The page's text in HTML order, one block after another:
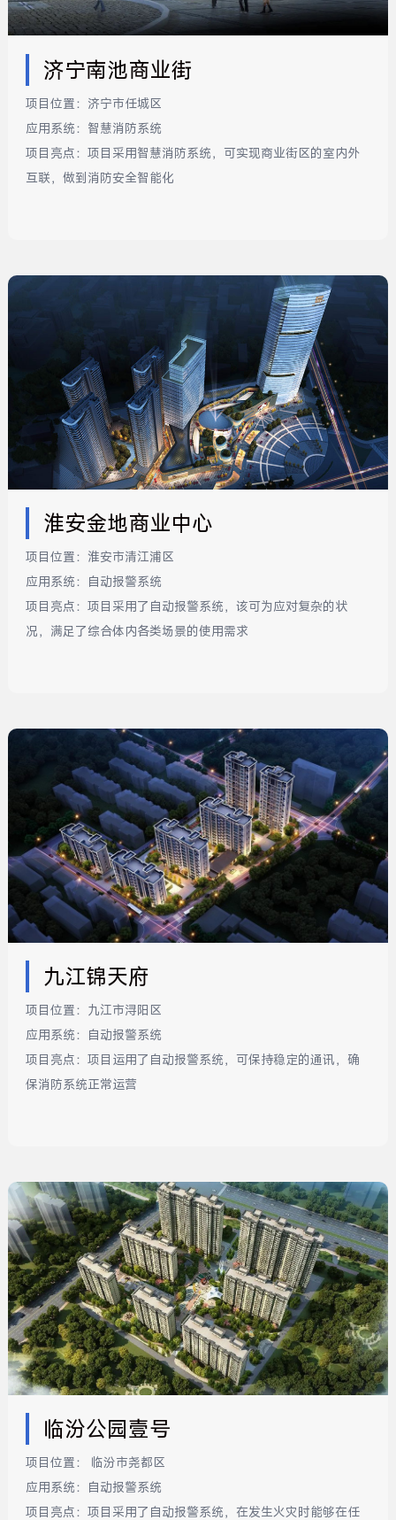
济宁南池商业街
项目位置： 济宁市任城区
应用系统： 智慧消防系统
项目亮点： 项目采用智慧消防系统，可实现商业街区的室内外
互联，做到消防安全智能化
淮安金地商业中心
项目位置： 淮安市清江浦区
应用系统： 自动报警系统
项目亮点： 项目采用了自动报警系统，该可为应对复杂的状
况，满足了综合体内各类场景的使用需求
九江锦天府
项目位置： 九江市浔阳区
应用系统： 自动报警系统
项目亮点： 项目运用了自动报警系统，可保持稳定的通讯，确
保消防系统正常运营
临汾公园壹号
项目位置：
临汾市尧都区
应用系统： 自动报警系统
项目亮点： 项目采用了自动报警系统，在发生火灾时能够在任